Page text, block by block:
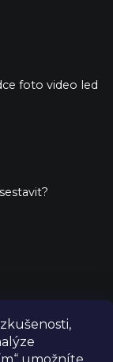
foto video led